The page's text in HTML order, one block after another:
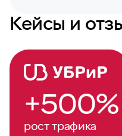
Кейсы и
+500%
рост трафика